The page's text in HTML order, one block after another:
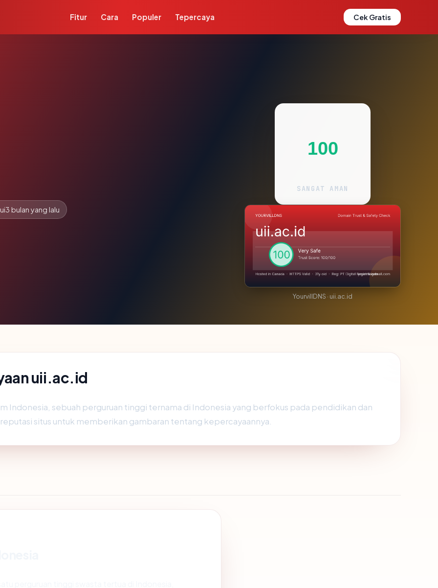
Fitur Cara Populer Tepercaya Cek Gratis
3 bulan yang lalu
100
SANGAT AMAN
YourvillDNS · uii.ac.id
uii.ac.id
Indonesia, sebuah perguruan tinggi ternama di Indonesia yang berfokus pada pendidikan dan
situs untuk memberikan gambaran tentang kepercayaannya.